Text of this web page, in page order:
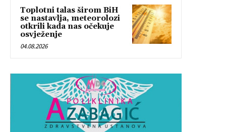
Toplotni talas širom BiH
se nastavlja, meteorolozi
otkrili kada nas očekuje
osvježenje
04.08.2026